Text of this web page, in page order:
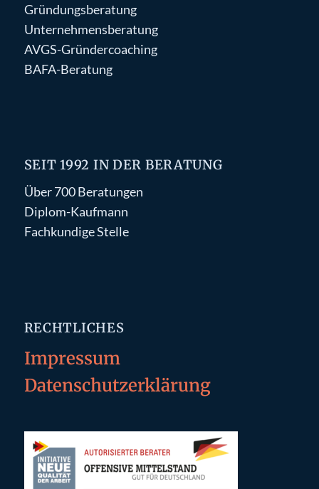
Gründungsberatung
Unternehmensberatung
AVGS-Gründercoaching
BAFA-Beratung
SEIT 1992 IN DER BERATUNG
Über 700 Beratungen
Diplom-Kaufmann
Fachkundige Stelle
RECHTLICHES
Impressum
Datenschutzerklärung